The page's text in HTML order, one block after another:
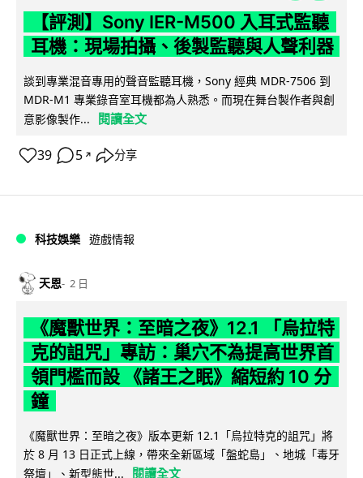
【評測】Sony IER-M500 入耳式監聽
耳機：現場拍攝、後製監聽與人聲利器
談到專業混音專用的聲音監聽耳機，Sony 經典 MDR-7506 到
MDR-M1 專業錄音室耳機都為人熟悉。而現在舞台製作者與創
意影像製作...
閱讀全文
39 5 ↗ 分享
科技娛樂 遊戲情報
天恩 2 日
《魔獸世界：至暗之夜》12.1 「烏拉特
克的詛咒」專訪：巢穴不為提高世界首
領門檻而設 《諸王之眠》縮短約 10 分
鐘
《魔獸世界：至暗之夜》版本更新 12.1「烏拉特克的詛咒」將
於 8 月 13 日正式上線，帶來全新區域「盤蛇島」、地城「毒牙
祭壇」、新型態世...
閱讀全文